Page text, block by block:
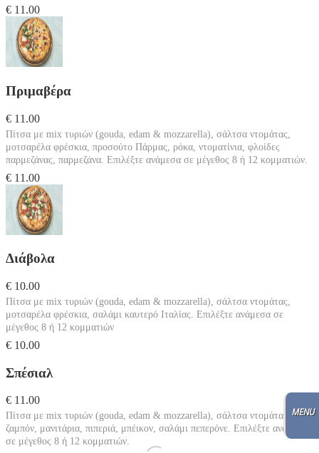
€ 11.00
Πριμαβέρα
€ 11.00
Πίτσα με mix τυριών (gouda, edam & mozzarella), σάλτσα ντομάτας,
μοτσαρέλα φρέσκια, προσούτο Πάρμας, ρόκα, ντοματίνια, φλοίδες
παρμεζάνας, παρμεζάνα. Επιλέξτε ανάμεσα σε μέγεθος 8 ή 12 κομματιών.
€ 11.00
Διάβολα
€ 10.00
Πίτσα με mix τυριών (gouda, edam & mozzarella), σάλτσα ντομάτας,
μοτσαρέλα φρέσκια, σαλάμι καυτερό Ιταλίας. Επιλέξτε ανάμεσα σε
μέγεθος 8 ή 12 κομματιών
€ 10.00
Σπέσιαλ
€ 11.00
Πίτσα με mix τυριών (gouda, edam & mozzarella), σάλτσα ντομάτας,
ζαμπόν, μανιτάρια, πιπεριά, μπέικον, σαλάμι πεπερόνε. Επιλέξτε ανάμεσα
σε μέγεθος 8 ή 12 κομματιών.